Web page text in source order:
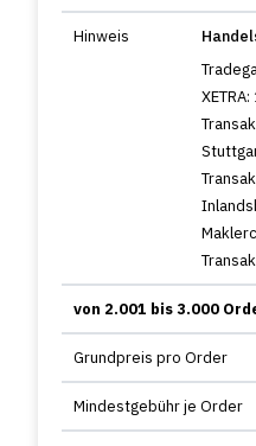
Hinweis
von 2.001 bis 3.000
Grundpreis pro Order
Mindestgebühr je Order